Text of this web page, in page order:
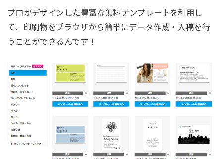
プロがデザインした豊富な無料テンプレートを利用し
て、印刷物をブラウザから簡単にデータ作成・入稿を行
うことができるんです！